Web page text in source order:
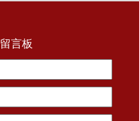
留言板